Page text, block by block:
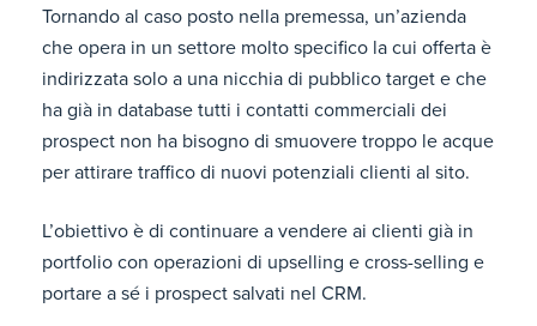
Tornando al caso posto nella premessa, un’azienda
che opera in un settore molto specifico la cui offerta è
indirizzata solo a una nicchia di pubblico target e che
ha già in database tutti i contatti commerciali dei
prospect non ha bisogno di smuovere troppo le acque
per attirare traffico di nuovi potenziali clienti al sito.
L’obiettivo è di continuare a vendere ai clienti già in
portfolio con operazioni di upselling e cross-selling e
portare a sé i prospect salvati nel CRM.